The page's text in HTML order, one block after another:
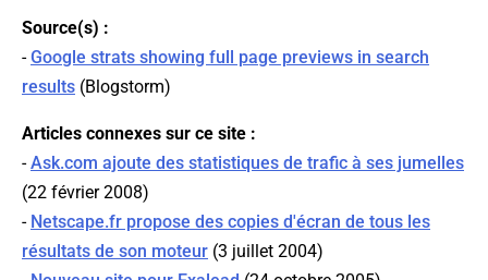
Source(s) :
-Google strats showing full page previews in search
results (Blogstorm)
Articles connexes sur ce site :
-Ask.com ajoute des statistiques de trafic à ses jumelles
(22 février 2008)
- Netscape.fr propose des copies d'écran de tous les
résultats de son moteur (3 juillet 2004)